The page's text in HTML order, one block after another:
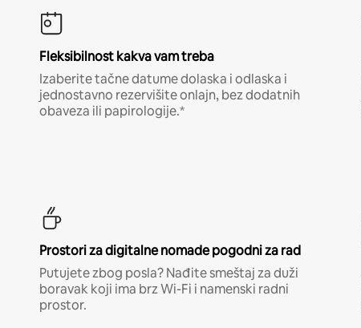
Fleksibilnost kakva vam treba
Izaberite tačne datume dolaska i odlaska i
jednostavno rezervišite onlajn, bez dodatnih
obaveza ili papirologije.*
Prostori za digitalne nomade pogodni za rad
Putujete zbog posla? Nađite smeštaj za duži
boravak koji ima brz Wi-Fi i namenski radni
prostor.